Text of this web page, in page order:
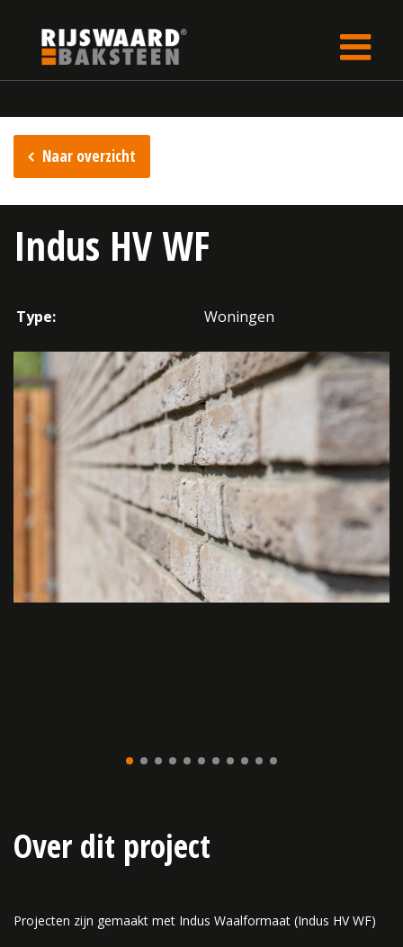
Naar overzicht
Indus HV WF
Type: Woningen
Over dit project
Projecten zijn gemaakt met Indus Waalformaat (Indus HV WF)